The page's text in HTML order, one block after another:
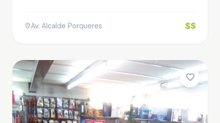
location_onAv. Alcalde Porqueres $$
favorite